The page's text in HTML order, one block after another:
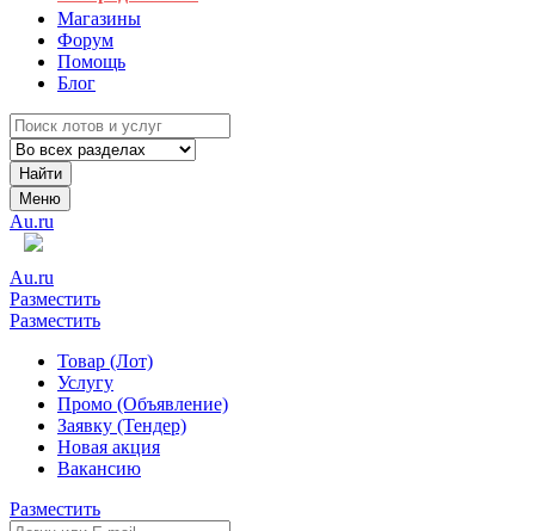
Магазины
Форум
Помощь
Блог
Найти
Меню
Au.ru
Au.ru
Разместить
Разместить
Товар (Лот)
Услугу
Промо (Объявление)
Заявку (Тендер)
Новая акция
Вакансию
Разместить